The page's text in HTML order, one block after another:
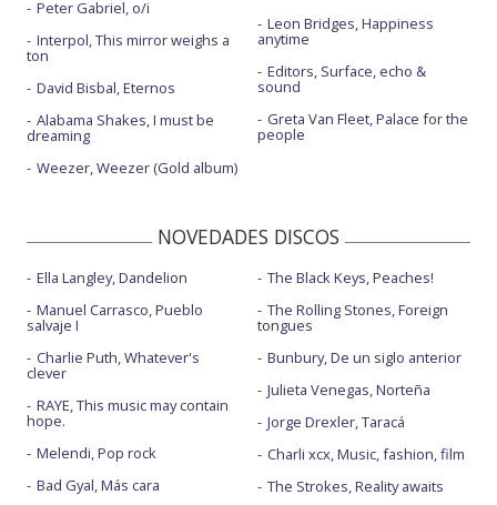
Peter Gabriel, o/i
Interpol, This mirror weighs a
ton
David Bisbal, Eternos
Alabama Shakes, I must be
dreaming
Weezer, Weezer (Gold album)
Leon Bridges, Happiness
anytime
Editors, Surface, echo &
sound
Greta Van Fleet, Palace for the
people
NOVEDADES DISCOS
Ella Langley, Dandelion
Manuel Carrasco, Pueblo
salvaje I
Charlie Puth, Whatever's
clever
RAYE, This music may contain
hope.
Melendi, Pop rock
Bad Gyal, Más cara
The Black Keys, Peaches!
The Rolling Stones, Foreign
tongues
Bunbury, De un siglo anterior
Julieta Venegas, Norteña
Jorge Drexler, Taracá
Charli xcx, Music, fashion, film
The Strokes, Reality awaits